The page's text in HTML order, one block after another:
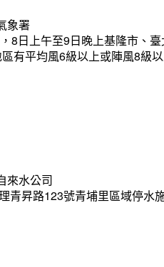
象署
8日上午至9日晚上基隆市、
有平均風6級以上或陣風8級
來水公司
青昇路123號青埔里區域停水